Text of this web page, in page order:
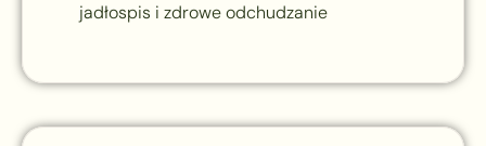
jadłospis i zdrowe odchudzanie